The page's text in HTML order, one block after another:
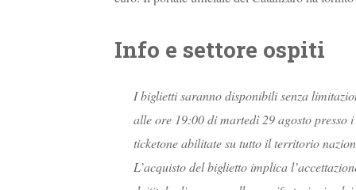
Info e settore ospiti
I biglietti saranno disponibili senza
alle ore 19:00 di martedì 29 agosto presso
ticketone abilitate su tutto il territorio
L’acquisto del biglietto implica